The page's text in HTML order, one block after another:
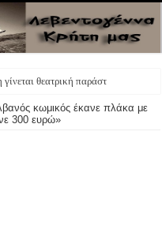
θεατρική παράσταση
κωμικός έκανε πλάκα με
300 ευρώ»